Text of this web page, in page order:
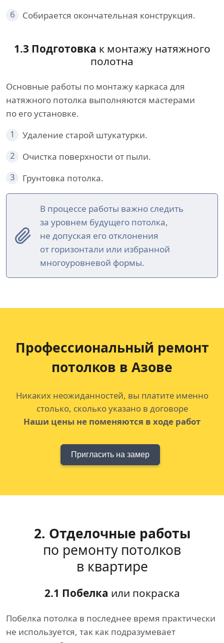
6
Собирается окончательная конструкция.
1.3 Подготовка к монтажу натяжного
полотна
Основные работы по монтажу каркаса для
натяжного потолка выполняются мастерами
по его установке.
1
Удаление старой штукатурки.
2
Очистка поверхности от пыли.
3
Грунтовка потолка.
В процессе работы важно следить
за уровнем будущего потолка,
не допуская его отклонения
от горизонтали или избранной
многоуровневой формы.
Профессиональный ремонт
потолков в Азове
Никаких неожиданностей, вы платите именно
столько, сколько указано в договоре
Наши цены не поменяются в ходе работ
Пригласить на замер
2. Отделочные работы
по ремонту потолков
в квартире
2.1 Побелка или покраска
Побелка потолка в последнее время практически
не используется, так как подразумевает